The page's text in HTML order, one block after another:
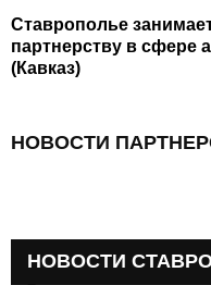
Ставрополье
партнерству в сфере
(Кавказ)
НОВОСТИ
НОВОСТИ